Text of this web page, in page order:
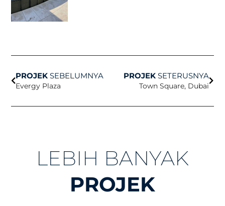
PROJEK SEBELUMNYA
Evergy Plaza
PROJEKSETERUSNYA
Town Square, Dubai
LEBIH BANYAK
PROJEK